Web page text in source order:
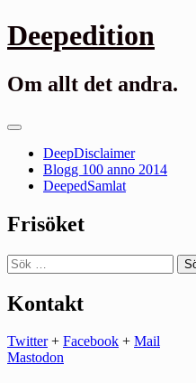
Gå
till
Deepedition
Om allt det andra.
Primär
DeepDisclaimer
Blogg 100 anno 2014
DeepedSamlat
Frisöket
Sök
efter:
Kontakt
Twitter+ Facebook + Mail
Mastodon